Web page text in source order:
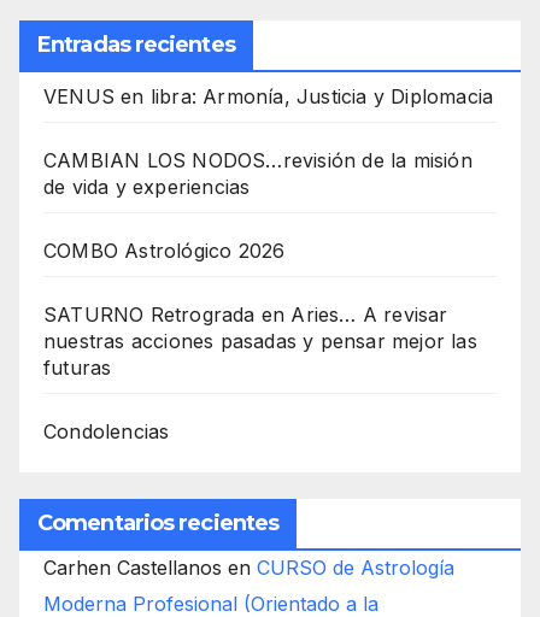
Entradas recientes
VENUS en libra: Armonía, Justicia y Diplomacia
CAMBIAN LOS NODOS…revisión de la misión
de vida y experiencias
COMBO Astrológico 2026
SATURNO Retrograda en Aries… A revisar
nuestras acciones pasadas y pensar mejor las
futuras
Condolencias
Comentarios recientes
Carhen Castellanos en CURSO de Astrología
Moderna Profesional (Orientado a la